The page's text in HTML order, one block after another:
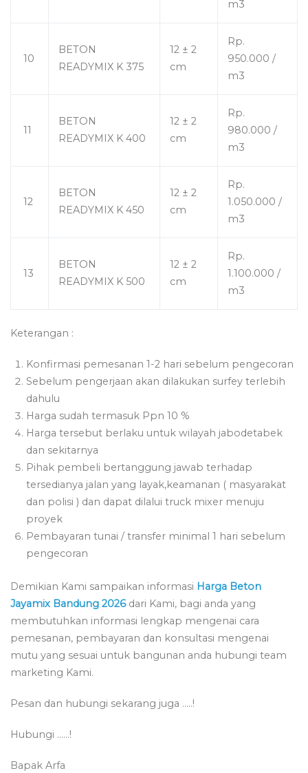
m3
10
BETON
READYMIX K 375
12 ± 2
cm
Rp.
950.000 /
m3
11
BETON
READYMIX K 400
12 ± 2
cm
Rp.
980.000 /
m3
12
BETON
READYMIX K 450
12 ± 2
cm
Rp.
1.050.000 /
m3
13
BETON
READYMIX K 500
12 ± 2
cm
Rp.
1.100.000 /
m3
Keterangan :
Konfirmasi pemesanan 1-2 hari sebelum pengecoran
Sebelum pengerjaan akan dilakukan surfey terlebih
dahulu
Harga sudah termasuk Ppn 10 %
Harga tersebut berlaku untuk wilayah jabodetabek
dan sekitarnya
Pihak pembeli bertanggung jawab terhadap
tersedianya jalan yang layak,keamanan ( masyarakat
dan polisi ) dan dapat dilalui truck mixer menuju
proyek
Pembayaran tunai / transfer minimal 1 hari sebelum
pengecoran
Demikian Kami sampaikan informasi Harga Beton
Jayamix Bandung 2026dari Kami, bagi anda yang
membutuhkan informasi lengkap mengenai cara
pemesanan, pembayaran dan konsultasi mengenai
mutu yang sesuai untuk bangunan anda hubungi team
marketing Kami.
Pesan dan hubungi sekarang juga …..!
Hubungi ……!
Bapak Arfa